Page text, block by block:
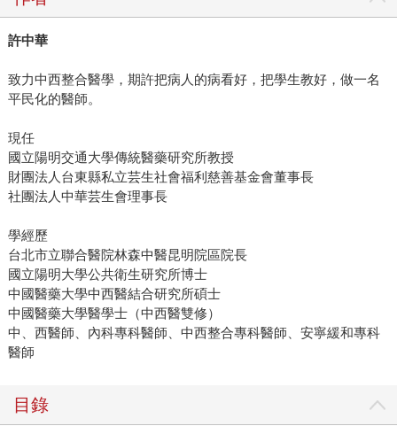
許中華
致力中西整合醫學，期許把病人的病看好，把學生教好，做一名
平民化的醫師。
現任
國立陽明交通大學傳統醫藥研究所教授
財團法人台東縣私立芸生社會福利慈善基金會董事長
社團法人中華芸生會理事長
學經歷
台北市立聯合醫院林森中醫昆明院區院長
國立陽明大學公共衛生研究所博士
中國醫藥大學中西醫結合研究所碩士
中國醫藥大學醫學士（中西醫雙修）
中、西醫師、內科專科醫師、中西整合專科醫師、安寧緩和專科
醫師
目錄